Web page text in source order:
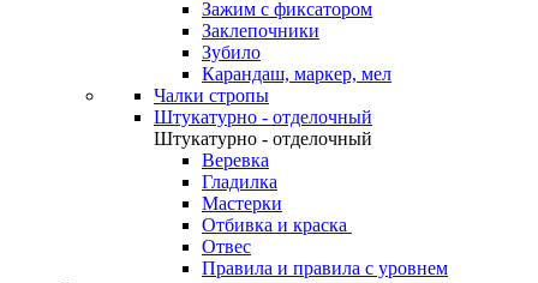
Зажим с фиксатором
Заклепочники
Зубило
Карандаш, маркер, мел
Чалки стропы
Штукатурно - отделочный
Штукатурно - отделочный
Веревка
Гладилка
Мастерки
Отбивка и краска
Отвес
Правила и правила с уровнем